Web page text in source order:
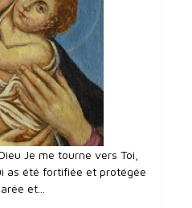
Je me tourne vers Toi,
as été fortifiée et protégée
et...